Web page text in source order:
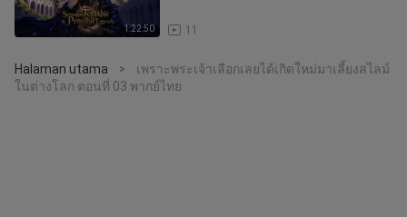
1:22:50 11
Halaman utama >
เพราะพระเจ้าเลือกเลยได้เกิดใหม่มาเลี้ยงสไลม์
ในต่างโลก ตอนที่ 03 พากย์ไทย